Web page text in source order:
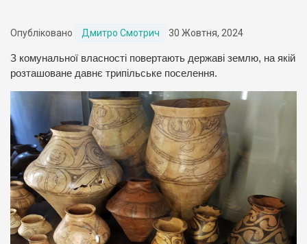
Опубліковано Дмитро Смотрич 30 Жовтня, 2024
З комунальної власності повертають державі землю, на якій
розташоване давнє трипільське поселення.